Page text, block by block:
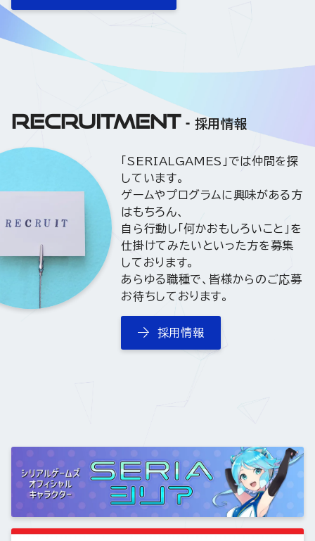
RECRUITMENT 採用情報
「SERIALGAMES」では仲間を探
しています。
ゲームやプログラムに興味がある方
はもちろん、
自ら行動し「何かおもしろいこと」を
仕掛けてみたいといった方を募集
しております。
あらゆる職種で、皆様からのご応募
お待ちしております。
採用情報